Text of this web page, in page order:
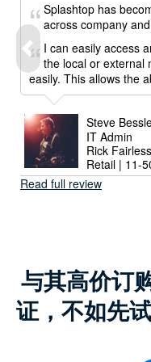
Splashtop has
across company
I can easily access
the local or external
easily. This allows the
Steve
IT Admin
Rick
Retail | 11-
Read full review
与其高价订
证，不如先